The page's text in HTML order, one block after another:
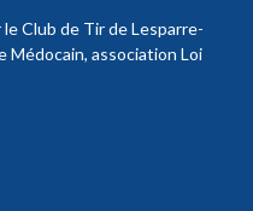
Club de Tir de Lesparre-
association Loi